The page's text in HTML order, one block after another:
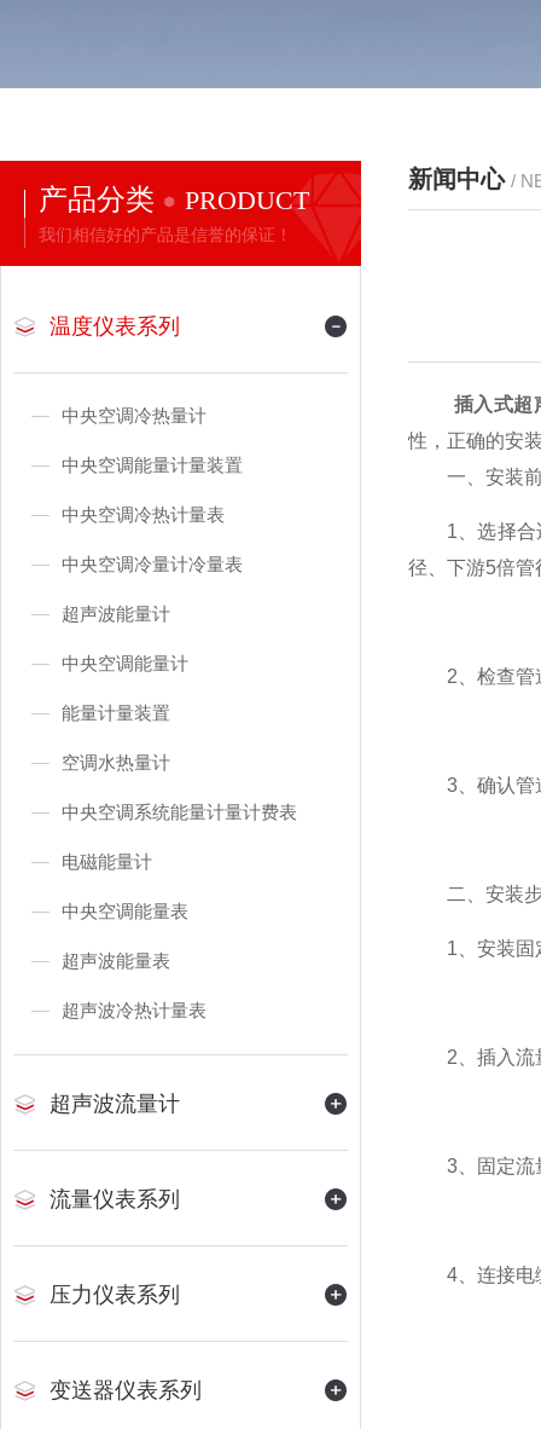
产品分类 PRODUCT
我们相信好的产品是信誉的保证！
温度仪表系列
中央空调冷热量计
中央空调能量计量装置
中央空调冷热计量表
中央空调冷量计冷量表
超声波能量计
中央空调能量计
能量计量装置
空调水热量计
中央空调系统能量计量计费表
电磁能量计
中央空调能量表
超声波能量表
超声波冷热计量表
超声波流量计
流量仪表系列
压力仪表系列
变送器仪表系列
新闻中心 /
插入式超
性，正确的安
一、安装前
1、选择合适
径、下游5倍管
2、检查管道
3、确认管道
二、安装
1、安装固定
2、插入流
3、固定流量
4、连接电缆